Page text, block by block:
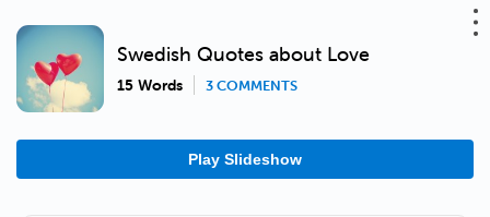
Swedish Quotes about Love
15 Words 3 COMMENTS
Play Slideshow